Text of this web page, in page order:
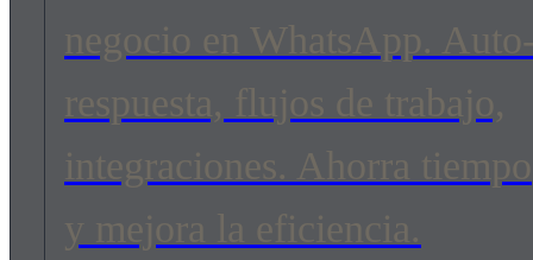
negocio en WhatsApp.
respuesta, flujos de trabajo,
integraciones. Ahorra tiempo
y mejora la eficiencia.